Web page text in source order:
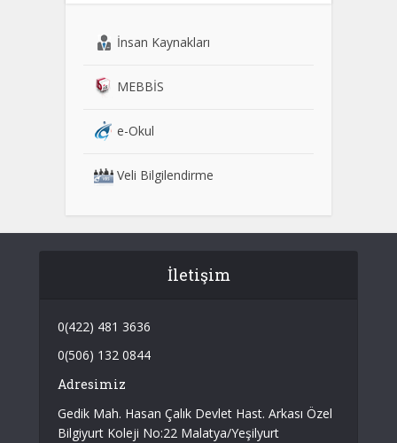
İnsan Kaynakları
MEBBİS
e-Okul
Veli Bilgilendirme
İletişim
0(422) 481 3636
0(506) 132 0844
Adresimiz
Gedik Mah. Hasan Çalık Devlet Hast. Arkası Özel
Bilgiyurt Koleji No:22 Malatya/Yeşilyurt